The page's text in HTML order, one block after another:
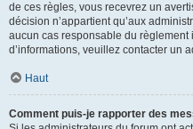
de ces règles, vous recevrez un
décision n’appartient qu’aux
aucun cas responsable du
d’informations, veuillez contacter un
Haut
Comment puis-je rapporter des